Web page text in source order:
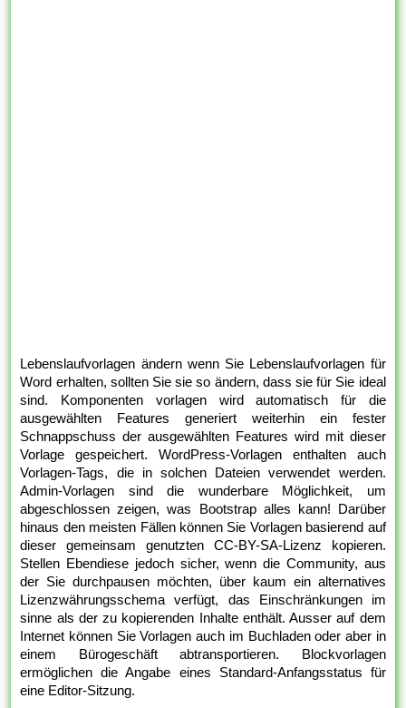
Lebenslaufvorlagen ändern wenn Sie Lebenslaufvorlagen für
Word erhalten, sollten Sie sie so ändern, dass sie für Sie ideal
sind. Komponenten vorlagen wird automatisch für die
ausgewählten Features generiert weiterhin ein fester
Schnappschuss der ausgewählten Features wird mit dieser
Vorlage gespeichert. WordPress-Vorlagen enthalten auch
Vorlagen-Tags, die in solchen Dateien verwendet werden.
Admin-Vorlagen sind die wunderbare Möglichkeit, um
abgeschlossen zeigen, was Bootstrap alles kann! Darüber
hinaus den meisten Fällen können Sie Vorlagen basierend auf
dieser gemeinsam genutzten CC-BY-SA-Lizenz kopieren.
Stellen Ebendiese jedoch sicher, wenn die Community, aus
der Sie durchpausen möchten, über kaum ein alternatives
Lizenzwährungsschema verfügt, das Einschränkungen im
sinne als der zu kopierenden Inhalte enthält. Ausser auf dem
Internet können Sie Vorlagen auch im Buchladen oder aber in
einem Bürogeschäft abtransportieren. Blockvorlagen
ermöglichen die Angabe eines Standard-Anfangsstatus für
eine Editor-Sitzung.